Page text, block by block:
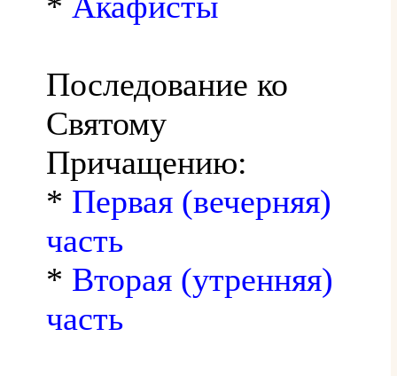
Последование ко
Святому
Причащению:
* Первая (вечерняя)
часть
* Вторая (утренняя)
часть